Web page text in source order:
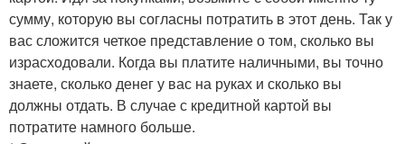
сумму, которую вы согласны потратить в этот день. Так у
вас сложится четкое представление о том, сколько вы
израсходовали. Когда вы платите наличными, вы точно
знаете, сколько денег у вас на руках и сколько вы
должны отдать. В случае с кредитной картой вы
потратите намного больше.